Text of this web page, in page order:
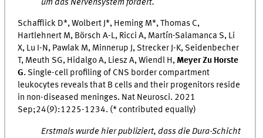
um das Nervensystem fördert.
Schafflick D*, Wolbert J*, Heming M*, Thomas C,
Hartlehnert M, Börsch A-L, Ricci A, Martín-Salamanca S, Li
X, Lu I-N, Pawlak M, Minnerup J, Strecker J-K, Seidenbecher
T, Meuth SG, Hidalgo A, Liesz A, Wiendl H,Meyer Zu Horste
G. Single-cell profiling of CNS border compartment
leukocytes reveals that B cells and their progenitors reside
in non-diseased meninges. Nat Neurosci. 2021
Sep;24(9):1225-1234. (* contributed equally)
Erstmals wurde hier publiziert, dass die Dura-Schicht